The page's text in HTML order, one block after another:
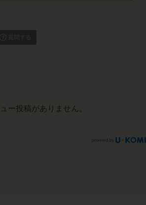
質問する
ー投稿がありません。